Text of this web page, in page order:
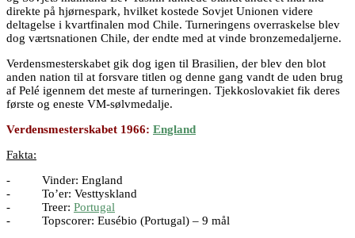
direkte på hjørnespark, hvilket kostede Sovjet Unionen videre
deltagelse i kvartfinalen mod Chile. Turneringens overraskelse blev
dog værtsnationen Chile, der endte med at vinde bronzemedaljerne.
Verdensmesterskabet gik dog igen til Brasilien, der blev den blot
anden nation til at forsvare titlen og denne gang vandt de uden brug
af Pelé igennem det meste af turneringen. Tjekkoslovakiet fik deres
første og eneste VM-sølvmedalje.
Verdensmesterskabet 1966: England
Fakta:
- Vinder: England
- To’er: Vesttyskland
- Treer: Portugal
- Topscorer: Eusébio (Portugal) – 9 mål